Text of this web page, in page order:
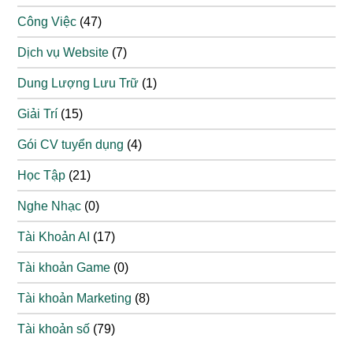
Công Việc (47)
Dịch vụ Website (7)
Dung Lượng Lưu Trữ (1)
Giải Trí (15)
Gói CV tuyển dụng (4)
Học Tập (21)
Nghe Nhạc (0)
Tài Khoản AI (17)
Tài khoản Game (0)
Tài khoản Marketing (8)
Tài khoản số (79)